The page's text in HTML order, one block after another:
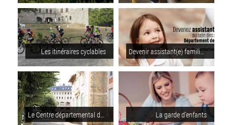
Les itinéraires cyclables Devenir assistant(e) familial(e)
Le Centre départemental de l'enfance et de la famille La garde d'enfants